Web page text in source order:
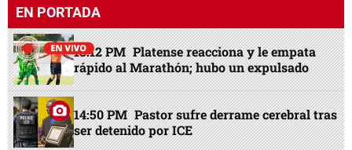
EN PORTADA
13:12 PM Platense reacciona y le empata
rápido al Marathón; hubo un expulsado
14:50 PM Pastor sufre derrame cerebral tras
ser detenido por ICE